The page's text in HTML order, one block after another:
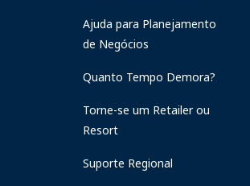
Ajuda para Planejamento
de Negócios
Quanto Tempo Demora?
Torne-se um Retailer ou
Resort
Suporte Regional